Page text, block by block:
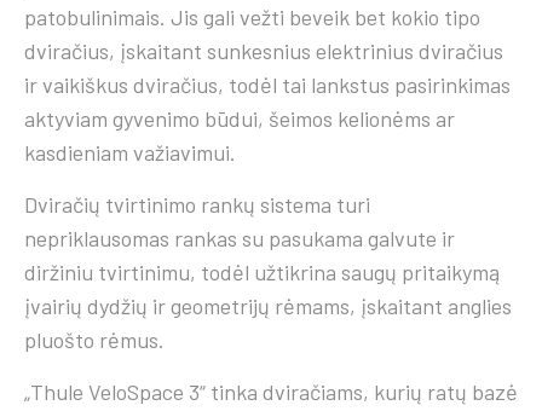
patobulinimais. Jis gali vežti beveik bet kokio tipo
dviračius, įskaitant sunkesnius elektrinius dviračius
ir vaikiškus dviračius, todėl tai lankstus pasirinkimas
aktyviam gyvenimo būdui, šeimos kelionėms ar
kasdieniam važiavimui.
Dviračių tvirtinimo rankų sistema turi
nepriklausomas rankas su pasukama galvute ir
diržiniu tvirtinimu, todėl užtikrina saugų pritaikymą
įvairių dydžių ir geometrijų rėmams, įskaitant anglies
pluošto rėmus.
„Thule VeloSpace 3“ tinka dviračiams, kurių ratų bazė